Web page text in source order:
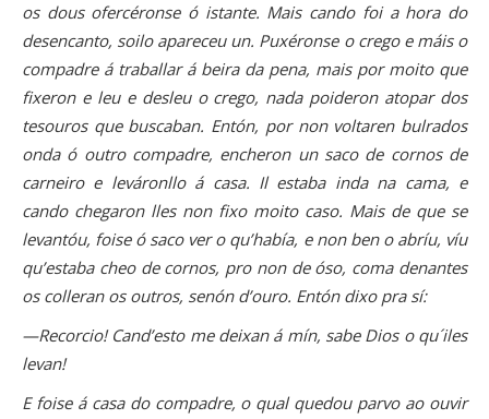
os dous ofercéronse ó istante. Mais cando foi a hora do
desencanto, soilo apareceu un. Puxéronse o crego e máis o
compadre á traballar á beira da pena, mais por moito que
fixeron e leu e desleu o crego, nada poideron atopar dos
tesouros que buscaban. Entón, por non voltaren bulrados
onda ó outro compadre, encheron un saco de cornos de
carneiro e leváronllo á casa. Il estaba inda na cama, e
cando chegaron lles non fixo moito caso. Mais de que se
levantóu, foise ó saco ver o qu’había, e non ben o abríu, víu
qu’estaba cheo de cornos, pro non de óso, coma denantes
os colleran os outros, senón d’ouro. Entón dixo pra sí:
—Recorcio! Cand’esto me deixan á mín, sabe Dios o qu´iles
levan!
E foise á casa do compadre, o qual quedou parvo ao ouvir